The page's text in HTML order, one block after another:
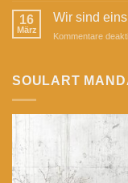
16
März
Wir sind eins
Kommentare
SOULART